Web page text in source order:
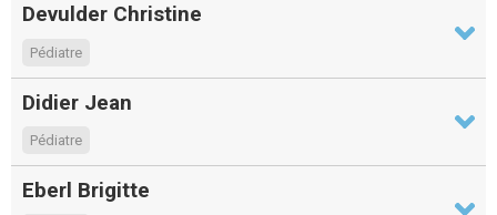
Devulder Christine
Pédiatre
Didier Jean
Pédiatre
Eberl Brigitte